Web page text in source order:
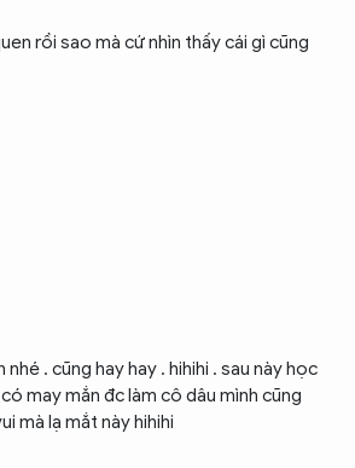
rồi sao mà cứ nhìn thấy cái gì cũng
. cũng hay hay . hihihi . sau này học
may mắn đc làm cô dâu mình cũng
mà lạ mắt này hihihi